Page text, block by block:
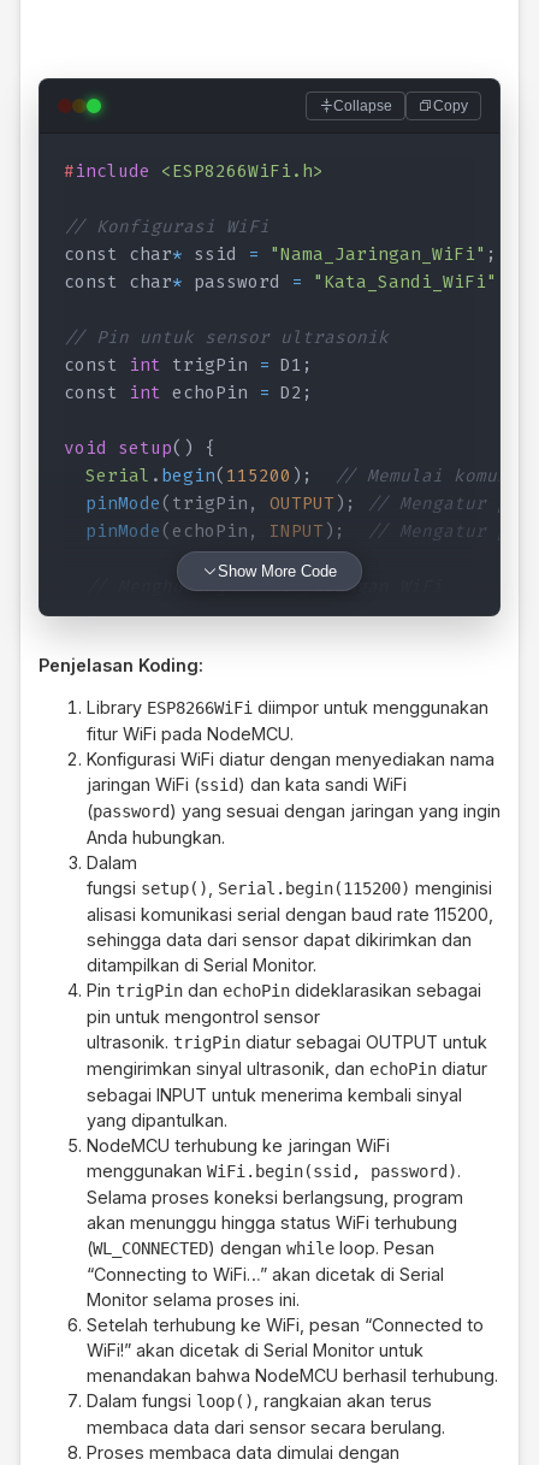
Collapse Copy
#include <ESP8266WiFi.h>
// Konfigurasi WiFi
const char* ssid = "Nama_Jaringan_WiFi" ;
const char* password = "Kata_Sandi_WiFi"
// Pin untuk sensor ultrasonik
const
int trigPin = D1 ;
const
int echoPin = D2 ;
void setup( )
{
Serial . begin( 115200 ) ;
// Memulai
pinMode ( trigPin , OUTPUT ) ;
// Mengatur pin
pinMode ( echoPin , INPUT ) ; // Mengatur pin
// Menghubungkan ke jaringan WiFi
WiFi.begin(ssid, password); // Memulai
delay(1000
Serial.println ("Connecting to WiFi..."
}
Serial.println("Connected to WiFi!");
void loop() {
// Baca data dari sensor
long duration, distance;
digitalWrite(trigPin, LOW); // Menyimpan
delayMicroseconds(2) ;
digitalWrite(trigPin,
delayMicroseconds (10);
digitalWrite(trigPin, ) ; // Kembali
  duration
= pulseIn echoPin HIGH
  distance
= duration //
// Kirim data melalui Serial Monitor
Serial .print("Tinggi air: ") ;
Serial.print (distance);
// Mencetak nilai
Serial.println(" cm"); // Mencetak
delay( 2000);
// Menunda proses selama 2
}
Show More Code
Penjelasan Koding:
Library ESP8266WiFi diimpor untuk menggunakan
fitur WiFi pada NodeMCU.
Konfigurasi WiFi diatur dengan menyediakan nama
jaringan WiFi (ssid) dan kata sandi WiFi
(password) yang sesuai dengan jaringan yang ingin
Anda hubungkan.
Dalam
fungsi setup(), Serial.begin(115200) menginisi
alisasi komunikasi serial dengan baud rate 115200,
sehingga data dari sensor dapat dikirimkan dan
ditampilkan di Serial Monitor.
Pin trigPin dan echoPin dideklarasikan sebagai
pin untuk mengontrol sensor
ultrasonik. trigPin diatur sebagai OUTPUT untuk
mengirimkan sinyal ultrasonik, dan echoPin diatur
sebagai INPUT untuk menerima kembali sinyal
yang dipantulkan.
NodeMCU terhubung ke jaringan WiFi
menggunakan WiFi.begin(ssid, password).
Selama proses koneksi berlangsung, program
akan menunggu hingga status WiFi terhubung
(WL_CONNECTED) dengan while loop. Pesan
“Connecting to WiFi…” akan dicetak di Serial
Monitor selama proses ini.
Setelah terhubung ke WiFi, pesan “Connected to
WiFi!” akan dicetak di Serial Monitor untuk
menandakan bahwa NodeMCU berhasil terhubung.
Dalam fungsi loop(), rangkaian akan terus
membaca data dari sensor secara berulang.
Proses membaca data dimulai dengan